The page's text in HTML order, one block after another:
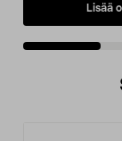
Lisää